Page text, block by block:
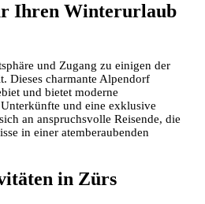
Ihren Winterurlaub
und Zugang zu einigen der
Dieses charmante Alpendorf
und bietet moderne
und eine exklusive
an anspruchsvolle Reisende, die
in einer atemberaubenden
in Zürs